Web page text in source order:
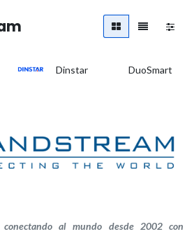
Dinstar DuoSmart
conectando al mundo desde 2002 con